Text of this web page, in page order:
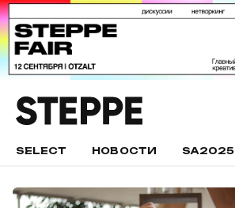
SELECT НОВОСТИ SA2025